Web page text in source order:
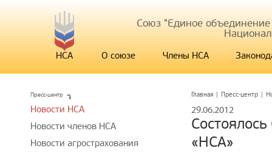
Союз "Единое
НСА О союзе Члены НСА
Главная | Пресс-центр |
29.06.2012
«НСА»
Пресс-центр
Новости НСА
Новости членов НСА
Новости агрострахования